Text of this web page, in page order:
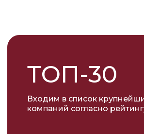
ТОП-30
Входим в список
компаний согласно